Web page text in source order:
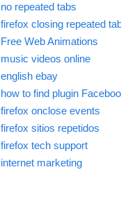
no repeated tabs
firefox closing repeated
Free Web Animations
music videos online
english ebay
how to find plugin
firefox onclose events
firefox sitios repetidos
firefox tech support
internet marketing